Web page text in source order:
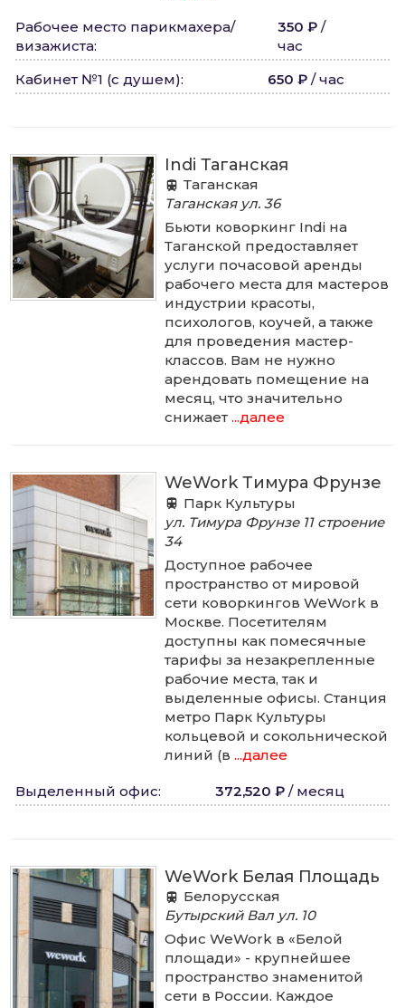
Рабочее место парикмахера/
визажиста:
350 ₽ /
час
Кабинет №1 (с душем): 650 ₽ / час
Indi Таганская
Таганская
Таганская ул. 36
Бьюти коворкинг Indi на
Таганской предоставляет
услуги почасовой аренды
рабочего места для мастеров
индустрии красоты,
психологов, коучей, а также
для проведения мастер-
классов. Вам не нужно
арендовать помещение на
месяц, что значительно
снижает ...далее
WeWork Тимура Фрунзе
Парк Культуры
ул. Тимура Фрунзе11 строение
34
Доступное рабочее
пространство от мировой
сети коворкингов WeWork в
Москве. Посетителям
доступны как помесячные
тарифы за незакрепленные
рабочие места, так и
выделенные офисы. Станция
метро Парк Культуры
кольцевой и сокольнической
линий (в ...далее
Выделенный офис: 372,520 ₽ / месяц
WeWork Белая Площадь
Белорусская
Бутырский Вал ул. 10
Офис WeWork в «Белой
площади» - крупнейшее
пространство знаменитой
сети в России. Каждое